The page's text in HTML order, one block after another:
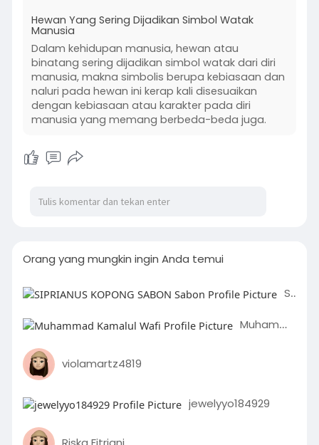
Hewan Yang Sering Dijadikan Simbol Watak
Manusia
Dalam kehidupan manusia, hewan atau
binatang sering dijadikan simbol watak dari diri
manusia, makna simbolis berupa kebiasaan dan
naluri pada hewan ini kerap kali disesuaikan
dengan kebiasaan atau karakter pada diri
manusia yang memang berbeda-beda juga.
Orang yang mungkin ingin Anda temui
SIPRIANUS KOPONG SABON Sabon
Muhammad Kamalul Wafi
violamartz4819
jewelyyo184929